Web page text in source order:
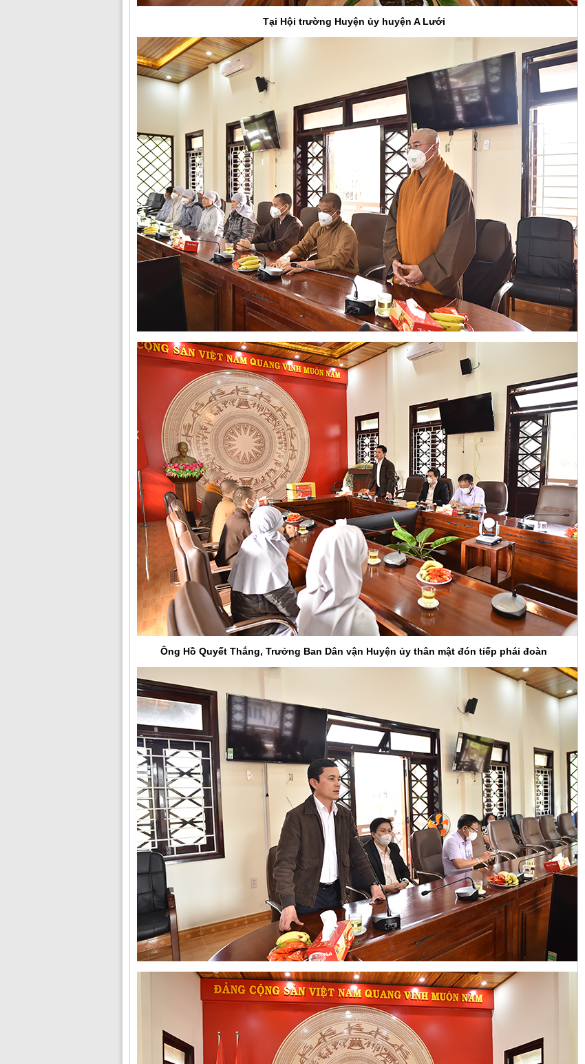
Tại Hội trường Huyện ủy huyện A Lưới
Ông Hồ Quyết Thắng, Trưởng Ban Dân vận Huyện ủy thân mật đón tiếp phái đoàn